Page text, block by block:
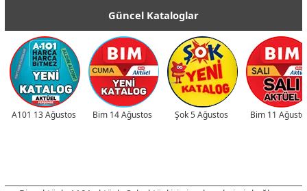
Güncel Kataloglar
A101 13 Ağustos Bim 14 Ağustos Şok 5 Ağustos Bim 11